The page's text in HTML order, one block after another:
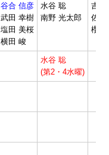
谷合 信彦
武田 幸樹
塩田 美桜
横田 峻
水谷 聡
南野 光太郎
吉岡
佐々
櫻井
水谷 聡
(第2・4水曜)